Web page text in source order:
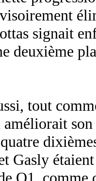
signait
deuxième
tout
Gasly
Q1, comme